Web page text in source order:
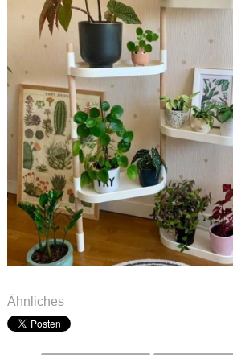
Ähnliches